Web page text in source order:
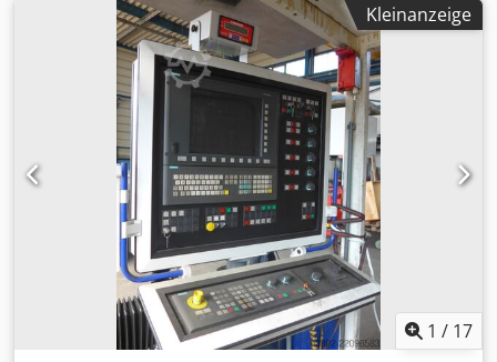
Kleinanzeige
1 / 17